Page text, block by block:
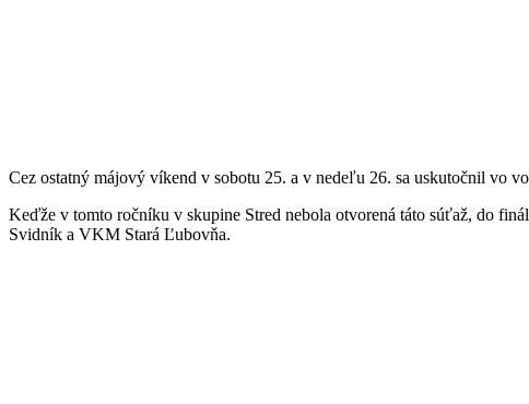
Cez ostatný májový víkend v sobotu 25. a v nedeľu 26. sa uskutočnil vo
Keďže v tomto ročníku v skupine Stred nebola otvorená táto súťaž, do
Svidník a VKM Stará Ľubovňa.